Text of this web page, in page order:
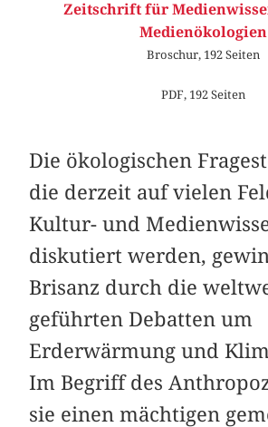
Zeitschrift für
Medienökologien
Broschur, 192 Seiten
PDF, 192 Seiten
Die ökologischen
die derzeit auf vielen
Kultur- und
diskutiert werden,
Brisanz durch die
geführten Debatten um
Erderwärmung und
Im Begriff des
sie einen mächtigen